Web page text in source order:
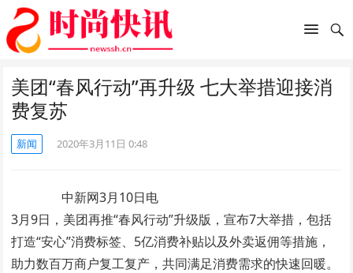
美团“春风行动”再升级 七大举措迎接消
费复苏
新闻 2020年3月11日 0:48
中新网3月10日电
3月9日，美团再推“春风行动”升级版，宣布7大举措，包括
打造“安心”消费标签、5亿消费补贴以及外卖返佣等措施，
助力数百万商户复工复产，共同满足消费需求的快速回暖。